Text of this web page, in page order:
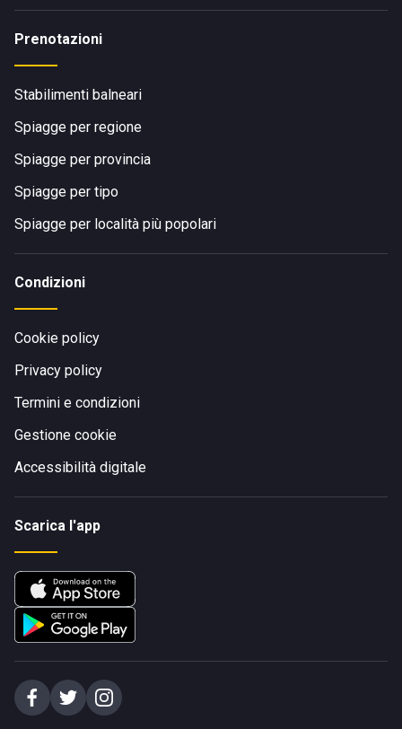
Prenotazioni
Stabilimenti balneari
Spiagge per regione
Spiagge per provincia
Spiagge per tipo
Spiagge per località più popolari
Condizioni
Cookie policy
Privacy policy
Termini e condizioni
Gestione cookie
Accessibilità digitale
Scarica l'app